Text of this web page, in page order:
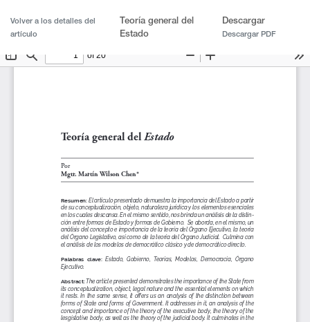
Volver a los detalles del
artículo
Teoría general del
Estado
Descargar
Descargar PDF